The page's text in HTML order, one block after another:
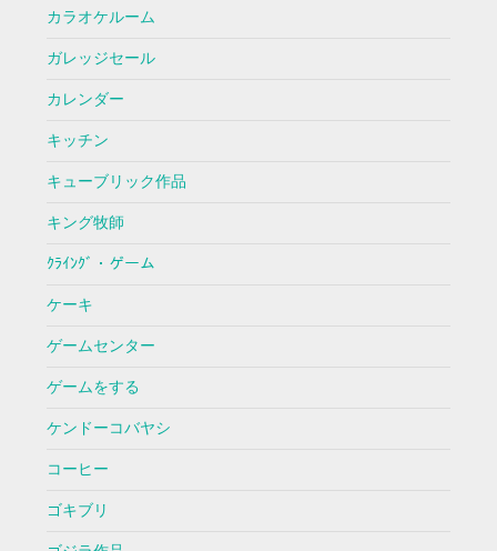
カラオケルーム
ガレッジセール
カレンダー
キッチン
キューブリック作品
キング牧師
ｸﾗｲﾝｸﾞ・ゲーム
ケーキ
ゲームセンター
ゲームをする
ケンドーコバヤシ
コーヒー
ゴキブリ